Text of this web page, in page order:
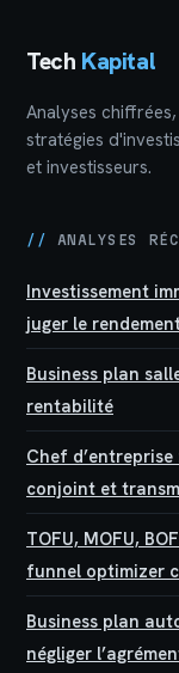
Tech Kapital
Analyses
stratégies
et investisseurs.
// ANALYSES
Investissement
juger le
Business plan
rentabilité
Chef
conjoint et
TOFU, MOFU,
funnel optimizer
Business plan
négliger